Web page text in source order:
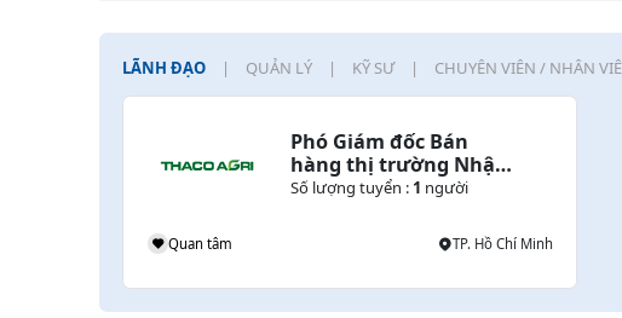
LÃNH ĐẠO QUẢN LÝ KỸ SƯ CHUYÊN VIÊN / NHÂN
Phó Giám đốc Bán
hàng thị trường Nhật
Bản
Số lượng tuyển : 1 người
Quan tâm TP. Hồ Chí Minh